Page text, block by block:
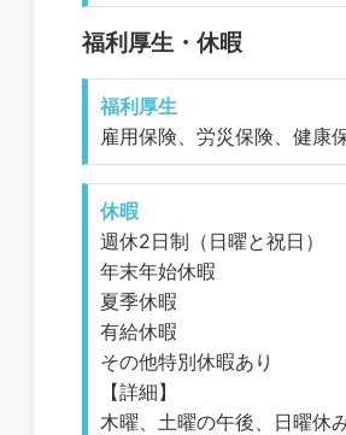
福利厚生・休暇
福利厚生
雇用保険、労災保険、健康
休暇
週休2日制（日曜と祝日）
年末年始休暇
夏季休暇
有給休暇
その他特別休暇あり
【詳細】
木曜、土曜の午後、日曜休